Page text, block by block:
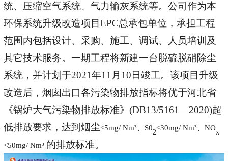
统、压缩空气系统、气力输灰系统等。公司作为本
环保系统升级改造项目 EPC总承包单位，承担工程
范围内包括设计、采购、施工、调试、人员培训及
其它技术服务。一期工程将新建一台脱硫脱硝除尘
系统，并计划于2021年11月10日竣工。该项目升级
改造后， 烟囱出口各污染物排放指标将优于河北省
《锅炉大气污染物排放标准》 (DB13/5161—2020)超
低排放要求， 达到烟尘<5mg/ Nm³、S02<30mg/ Nm³、NOx
<50mg/ Nm³ 的排放标准。